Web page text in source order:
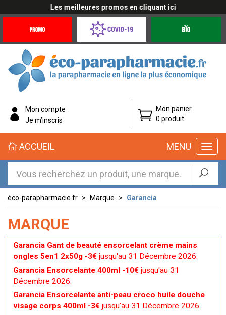
Les meilleures promos en cliquant ici
Offres
Coronavirus
éco-
parapharmacie.fr
éco-
parapharmacie.fr
Mon compte
Je m’inscris
Mon panier
0 produit
MENU
ACCUEIL
éco-parapharmacie.fr Marque Garancia
MARQUE
Garancia Gant de beauté ensorcelant crème mains
ongles 5en1 2x50g -3€ jusqu'au 31 Décembre 2026.
Garancia Ensorcelante 400ml -10€ jusqu'au 31
Décembre 2026.
Garancia Ensorcelante anti-peau croco huile douche
visage corps 400ml -3€ jusqu'au 31 Décembre 2026.